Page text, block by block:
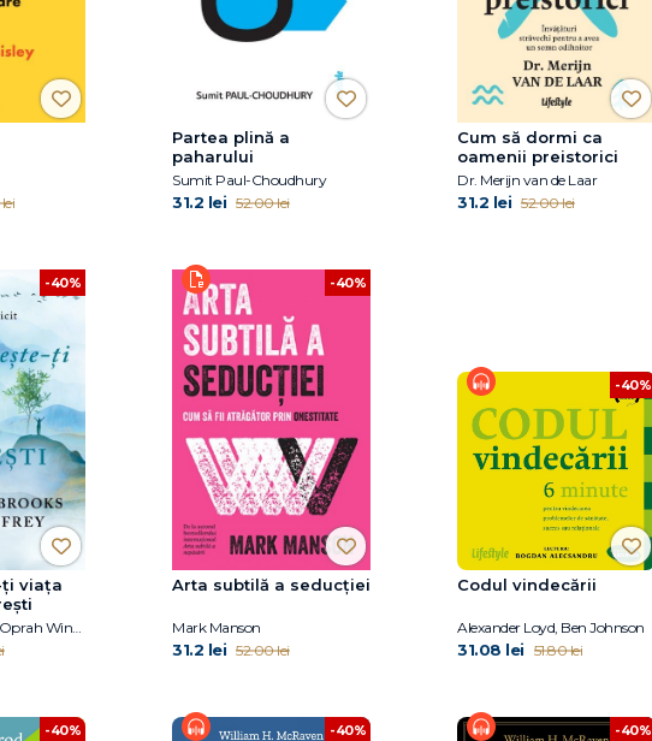
Partea plină a
paharului
Sumit Paul-Choudhury
31.2 lei 52.00 lei
Cum să dormi ca
oamenii preistorici
Dr. Merijn van de Laar
31.2 lei 52.00 lei
-40%
ți viața
Arthur C Brooks, Oprah Winfrey
-40%
Arta subtilă a seducţiei
Mark Manson
31.2 lei 52.00 lei
-40%
Codul vindecării
Alexander Loyd, Ben Johnson
31.08 lei 51.80 lei
-40% -40% -40%